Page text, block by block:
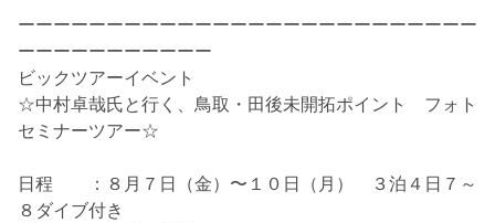
ーーーーーーーーーーーーーーーーーーーーーーーーーー
ーーーーーーーーーーー
ビックツアーイベント
☆中村卓哉氏と行く、鳥取・田後未開拓ポイント フォト
セミナーツアー☆
日程 ：８月７日（金）〜１０日（月） ３泊４日７～
８ダイブ付き